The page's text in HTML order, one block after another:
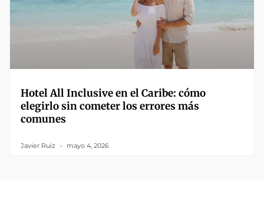
Hotel All Inclusive en el Caribe: cómo
elegirlo sin cometer los errores más
comunes
Javier Ruiz mayo 4, 2026